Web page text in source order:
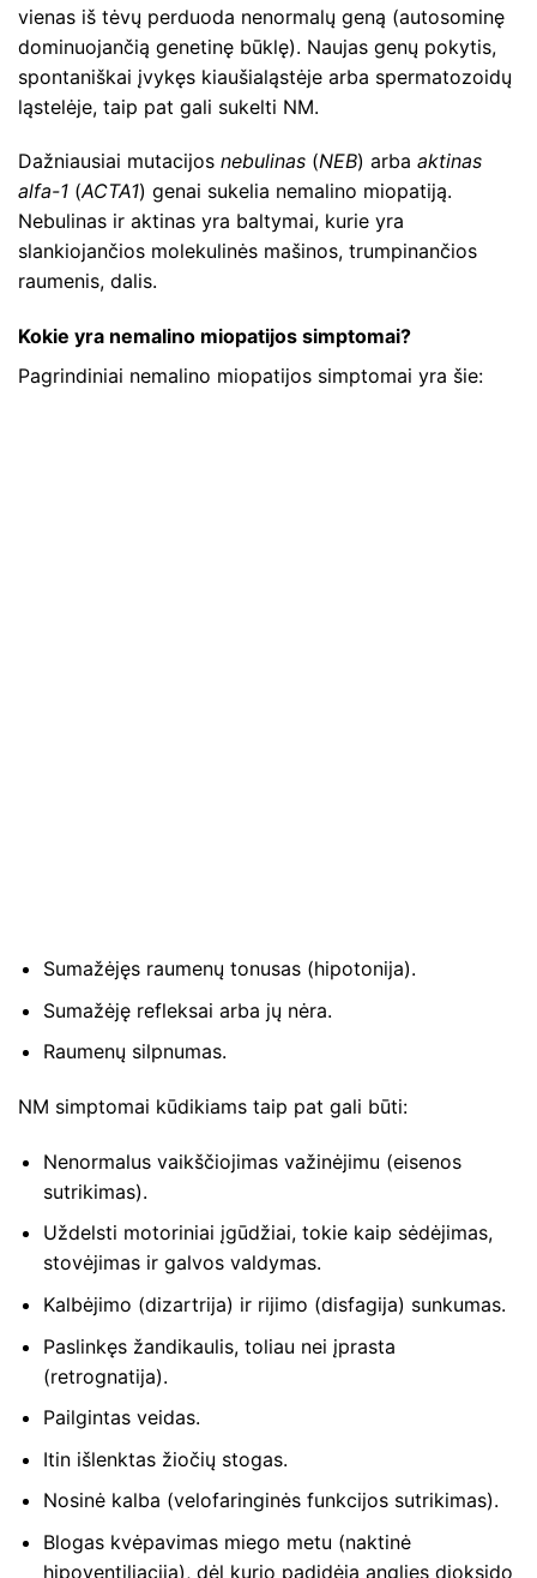
vienas iš tėvų perduoda nenormalų geną (autosominę
dominuojančią genetinę būklę). Naujas genų pokytis,
spontaniškai įvykęs kiaušialąstėje arba spermatozoidų
ląstelėje, taip pat gali sukelti NM.
Dažniausiai mutacijos nebulinas (NEB) arba aktinas
alfa-1 (ACTA1) genai sukelia nemalino miopatiją.
Nebulinas ir aktinas yra baltymai, kurie yra
slankiojančios molekulinės mašinos, trumpinančios
raumenis, dalis.
Kokie yra nemalino miopatijos simptomai?
Pagrindiniai nemalino miopatijos simptomai yra šie:
Sumažėjęs raumenų tonusas (hipotonija).
Sumažėję refleksai arba jų nėra.
Raumenų silpnumas.
NM simptomai kūdikiams taip pat gali būti:
Nenormalus vaikščiojimas važinėjimu (eisenos
sutrikimas).
Uždelsti motoriniai įgūdžiai, tokie kaip sėdėjimas,
stovėjimas ir galvos valdymas.
Kalbėjimo (dizartrija) ir rijimo (disfagija) sunkumas.
Paslinkęs žandikaulis, toliau nei įprasta
(retrognatija).
Pailgintas veidas.
Itin išlenktas žiočių stogas.
Nosinė kalba (velofaringinės funkcijos sutrikimas).
Blogas kvėpavimas miego metu (naktinė
hipoventiliacija), dėl kurio padidėja anglies dioksido